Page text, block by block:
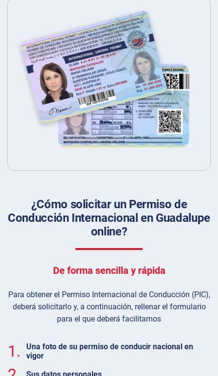
¿Cómo solicitar un Permiso de
Conducción Internacional en Guadalupe
online?
De forma sencilla y rápida
Para obtener el Permiso Internacional de Conducción (PIC),
deberá solicitarlo y, a continuación, rellenar el formulario
para el que deberá facilitarnos
1.
Una foto de su permiso de conducir nacional en
vigor